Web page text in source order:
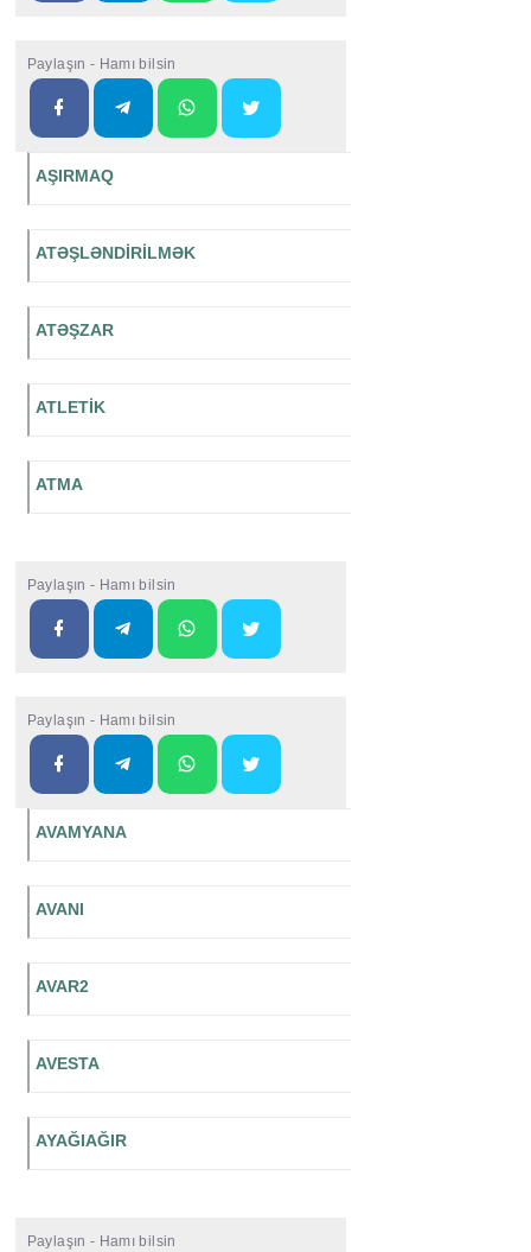
Paylaşın - Hamı bilsin
AŞIRMAQ
ATƏŞLƏNDİRİLMƏK
ATƏŞZAR
ATLETİK
ATMA
Paylaşın - Hamı bilsin
Paylaşın - Hamı bilsin
AVAMYANA
AVANI
AVAR2
AVESTA
AYAĞIAĞIR
Paylaşın - Hamı bilsin